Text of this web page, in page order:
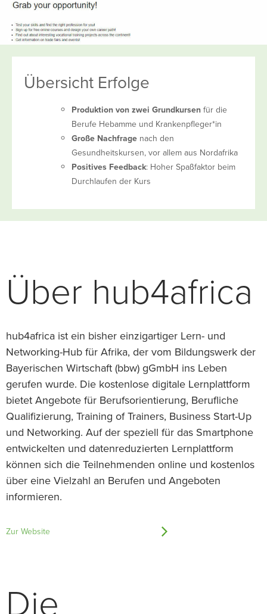
Übersicht Erfolge
Produktion von zwei Grundkursen für die
Berufe Hebamme und Krankenpfleger*in
Große Nachfrage nach den
Gesundheitskursen, vor allem aus Nordafrika
Positives Feedback: Hoher Spaßfaktor beim
Durchlaufen der Kurs
Über hub4africa
hub4africa ist ein bisher einzigartiger Lern- und
Networking-Hub für Afrika, der vom Bildungswerk der
Bayerischen Wirtschaft (bbw) gGmbH ins Leben
gerufen wurde. Die kostenlose digitale Lernplattform
bietet Angebote für Berufsorientierung, Berufliche
Qualifizierung, Training of Trainers, Business Start-Up
und Networking. Auf der speziell für das Smartphone
entwickelten und datenreduzierten Lernplattform
können sich die Teilnehmenden online und kostenlos
über eine Vielzahl an Berufen und Angeboten
informieren.
Zur Website
Die